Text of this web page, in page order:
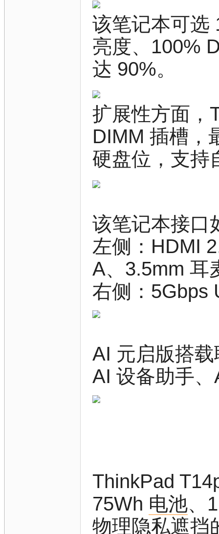
该笔记本可选
亮度、100%
达 90%。
扩展性方面，
DIMM 插槽，
硬盘位，支持
该笔记本接口
左侧：HDMI
A、3.5mm 耳
右侧：5Gbps
AI 元启版搭
AI 设备助手
ThinkPad
75Wh 电池、
物理隐私遮挡